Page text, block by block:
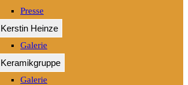
Presse
Kerstin Heinze
Galerie
Keramikgruppe
Galerie